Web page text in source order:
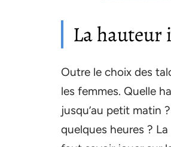
La hauteur
Outre le choix des
les femmes. Quelle
jusqu’au petit matin
quelques heures ?